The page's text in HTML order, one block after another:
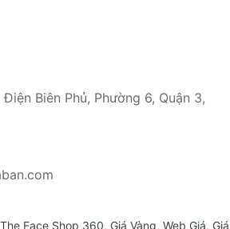
Điện Biên Phủ, Phường 6, Quận 3,
The Face Shop 360, Giá Vàng, Web Giá, Giá